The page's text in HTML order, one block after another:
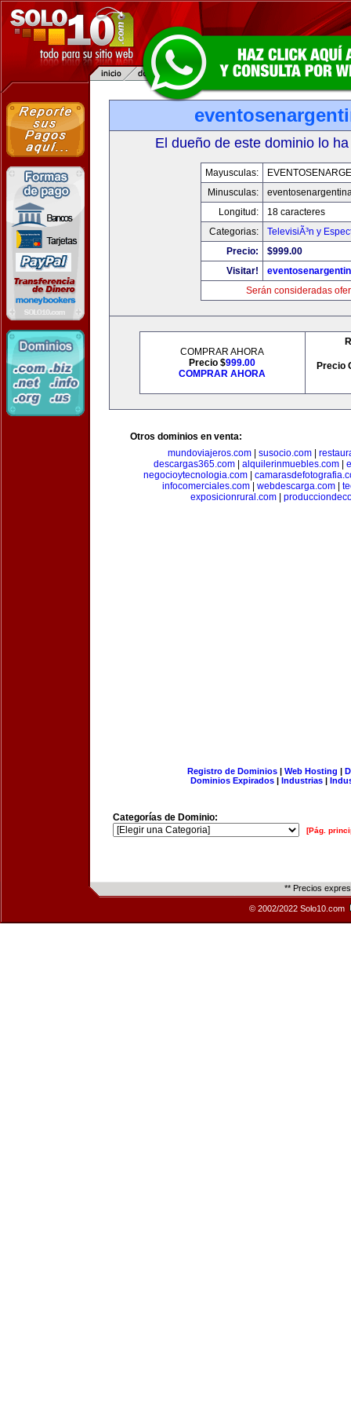
El dueño de este dominio lo
Mayusculas:
Minusculas:
Longitud:
18 caracteres
Categorias:
TelevisiÃ³n y
Precio:
$999.00
Visitar!
Serán consideradas
COMPRAR AHORA
Precio $999.00
COMPRAR AHORA
Precio
Otros dominios en venta:
mundoviajeros.com| susocio.com|
descargas365.com| alquilerinmuebles.com|
negocioytecnologia.com
infocomerciales.com| webdescarga.com|
exposicionrural.com
Registro de Dominios| Web Hosting |
Dominios Expirados | Industrias |
Categorías de Dominio:
[Pág.
** Precios
© 2002/2022 Solo10.com